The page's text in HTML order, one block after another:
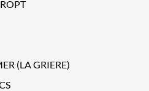
(LA GRIERE)